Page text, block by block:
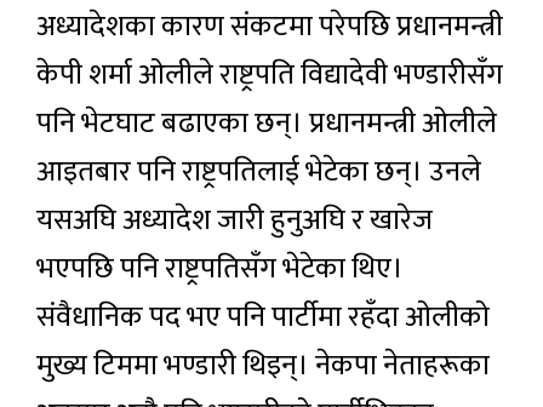
अध्यादेशका कारण संकटमा परेपछि प्रधानमन्त्री
केपी शर्मा ओलीले राष्ट्रपति विद्यादेवी भण्डारीसँग
पनि भेटघाट बढाएका छन्। प्रधानमन्त्री ओलीले
आइतबार पनि राष्ट्रपतिलाई भेटेका छन्। उनले
यसअघि अध्यादेश जारी हुनुअघि र खारेज
भएपछि पनि राष्ट्रपतिसँग भेटेका थिए।
संवैधानिक पद भए पनि पार्टीमा रहँदा ओलीको
मुख्य टिममा भण्डारी थिइन्। नेकपा नेताहरूका